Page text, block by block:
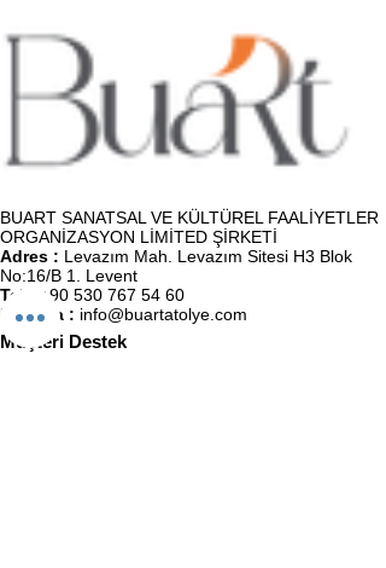
BUART SANATSAL VE KÜLTÜREL FAALİYETLER
ORGANİZASYON LİMİTED ŞİRKETİ
Adres : Levazım Mah. Levazım Sitesi H3 Blok
No:16/B 1. Levent
Tel :
+90 530 767 54 60
E-Posta : info@buartatolye.com
Müşteri Destek